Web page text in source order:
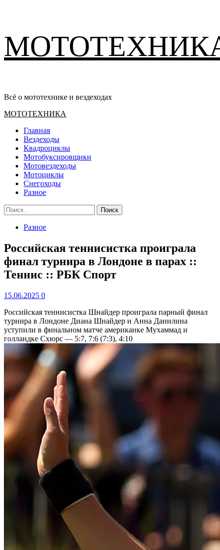
содержимому
Всё о мототехнике и вездеходах
Основное
МОТОТЕХНИКА
Главная
Вездеходы
Квадроциклы
Мотобуксировщики
Мотовездеходы
Мотоциклы
Снегоходы
Разное
Найти:
Разное
Российская теннисистка проиграла
финал турнира в Лондоне в парах ::
Теннис :: РБК Спорт
15.06.2025 0
Российская теннисистка Шнайдер проиграла парный финал
турнира в Лондоне Диана Шнайдер и Анна Данилина
уступили в финальном матче американке Мухаммад и
голландке Схюрс — 5:7, 7:6 (7:3), 4:10